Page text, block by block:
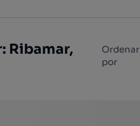
Ribamar,
Ordenar
por